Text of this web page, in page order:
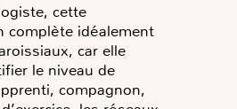
cette
complète idéalement
car elle
le niveau de
compagnon,